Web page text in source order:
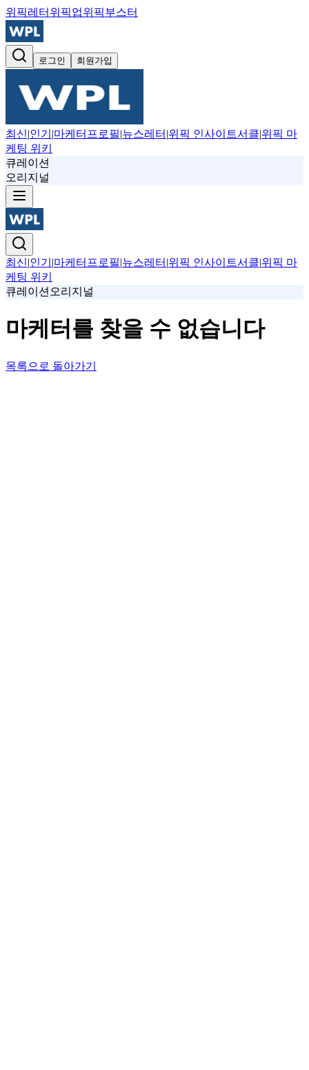
위픽레터 위픽업위픽부스터
로그인 회원가입
최신|인기 |마케터프로필|뉴스레터 |위픽 인사이트서클|위픽 마
케팅 위키
큐레이션
오리지널
최신|인기 |마케터프로필|뉴스레터 |위픽 인사이트서클|위픽 마
케팅 위키
큐레이션 오리지널
마케터를 찾을 수 없습니다
목록으로 돌아가기